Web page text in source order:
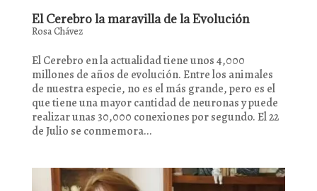
El Cerebro la maravilla de la Evolución
Rosa Chávez
El Cerebro en la actualidad tiene unos 4,000
millones de años de evolución. Entre los animales
de nuestra especie, no es el más grande, pero es el
que tiene una mayor cantidad de neuronas y puede
realizar unas 30,000 conexiones por segundo. El 22
de Julio se conmemora...